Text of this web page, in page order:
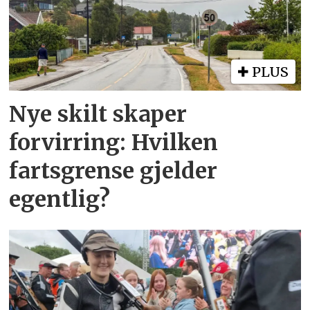
PLUS
Nye skilt skaper
forvirring: Hvilken
fartsgrense gjelder
egentlig?